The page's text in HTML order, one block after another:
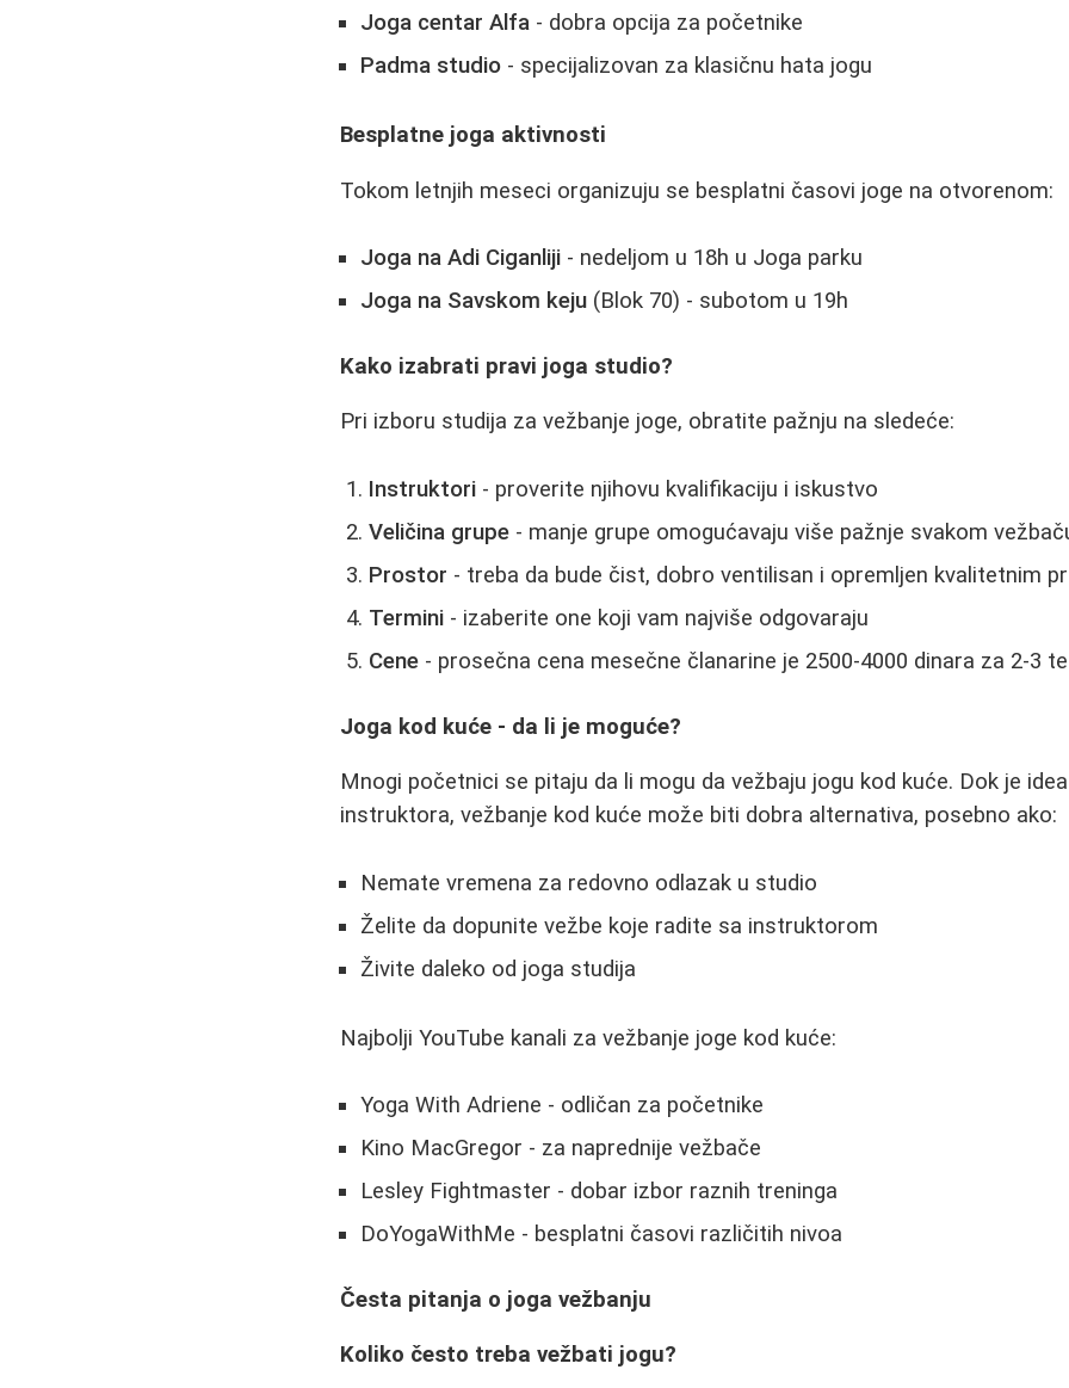
Joga centar Alfa - dobra opcija za početnike
Padma studio - specijalizovan za klasičnu hata jogu
Besplatne joga aktivnosti
Tokom letnjih meseci organizuju se besplatni časovi joge na otvorenom:
Joga na Adi Ciganliji - nedeljom u 18h u Joga parku
Joga na Savskom keju (Blok 70) - subotom u 19h
Kako izabrati pravi joga studio?
Pri izboru studija za vežbanje joge, obratite pažnju na sledeće:
Instruktori - proverite njihovu kvalifikaciju i iskustvo
Veličina grupe - manje grupe omogućavaju više pažnje svakom
Prostor - treba da bude čist, dobro ventilisan i opremljen kvalitetnim
Termini - izaberite one koji vam najviše odgovaraju
Cene - prosečna cena mesečne članarine je 2500-4000 dinara za 2-3
Joga kod kuće - da li je moguće?
Mnogi početnici se pitaju da li mogu da vežbaju jogu kod kuće. Dok je
instruktora, vežbanje kod kuće može biti dobra alternativa, posebno ako:
Nemate vremena za redovno odlazak u studio
Želite da dopunite vežbe koje radite sa instruktorom
Živite daleko od joga studija
Najbolji YouTube kanali za vežbanje joge kod kuće:
Yoga With Adriene - odličan za početnike
Kino MacGregor - za naprednije vežbače
Lesley Fightmaster - dobar izbor raznih treninga
DoYogaWithMe - besplatni časovi različitih nivoa
Česta pitanja o joga vežbanju
Koliko često treba vežbati jogu?